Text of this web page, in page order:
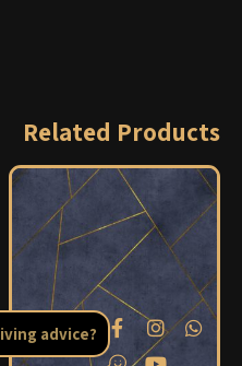
Related Products
advice?